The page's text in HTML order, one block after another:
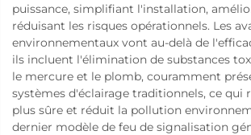
puissance, simplifiant l'installation,
réduisant les risques opérationnels. Les
environnementaux vont au-delà de
ils incluent l'élimination de substances
le mercure et le plomb, couramment
systèmes d'éclairage traditionnels, ce qui
plus sûre et réduit la pollution
dernier modèle de feu de signalisation